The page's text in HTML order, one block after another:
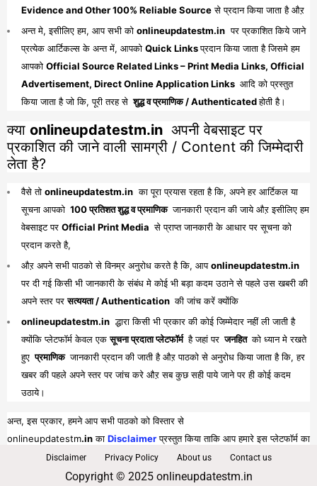
Evidence and Other 100% Reliable Sourceसे प्रदान किया जाता है औऱ
अन्त मे, इसीलिए हम, आप सभी को onlineupdatestm.in पर प्रकाशित किये जाने
प्रत्येक आर्टिकल्स के अन्त में, आपको Quick Linksप्रदान किया जाता है जिसमे हम
आपको Official Source Related Links – Print Media Links, Official
Advertisement, Direct Online Application Links आदि को प्रस्तुत
किया जाता है जो कि, पूरी तरह से शुद्ध व प्रमाणिक / Authenticatedहोती है।
क्या onlineupdatestm.in अपनी वेबसाइट पर
प्रकाशित की जाने वाली सामग्री / Content की जिम्मेदारी
लेता है?
वैसे तो onlineupdatestm.in का पूरा प्रयास रहता है कि, अपने हर आर्टिकल या
सूचना आपको 100 प्रतिशत शुद्ध व प्रमाणिक जानकारी प्रदान की जाये औऱ इसीलिए हम
वेबसाइट पर Official Print Media से प्राप्त जानकारी के आधार पर सूचना को
प्रदान करते है,
औऱ अपने सभी पाठको से विनम्र अनुरोध करते है कि, आपonlineupdatestm.in
पर दी गई किसी भी जानकारी के संबंध मे कोई भी बड़ा कदम उठाने से पहले उस खबरी की
अपने स्तर परसत्ययता / Authentication की जांच करें क्योंकि
onlineupdatestm.in द्धारा किसी भी प्रकार की कोई जिम्मेदार नहीं ली जाती है
क्योंकि प्लेटफॉर्म केवल एकसूचना प्रदाता प्लेटफॉर्म है जहां पर जनहित को ध्यान मे रखते
हुए प्रमाणिक जानकारी प्रदान की जाती है औऱ पाठको से अनुरोध किया जाता है कि, हर
खबर की पहले अपने स्तर पर जांच करे औऱ सब कुछ सही पाये जाने पर ही कोई कदम
उठाये।
अन्त, इस प्रकार, हमने आप सभी पाठको को विस्तार से
onlineupdatestm.inका Disclaimerप्रस्तुत किया ताकि आप हमारे इस प्लेटफॉर्म का
पूरा व भरपूर लाभ प्राप्त कर सकें।
Disclaimer Privacy Policy About us Contact us
Copyright © 2025 onlineupdatestm.in